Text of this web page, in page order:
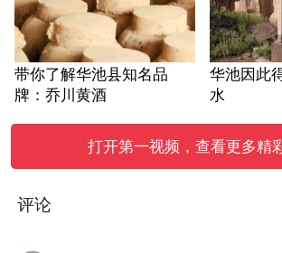
带你了解华池县知名品
牌：乔川黄酒
华池因此
水
打开第一视频，查看更多精
评论